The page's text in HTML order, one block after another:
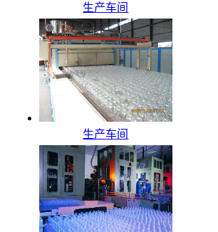
生产车间
生产车间